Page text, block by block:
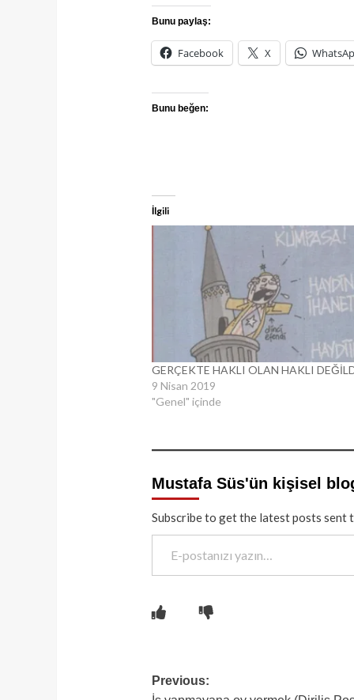
Bunu paylaş:
Facebook X
Bunu beğen:
İlgili
GERÇEKTE HAKLI OLAN HAKLI
9 Nisan 2019
"Genel" içinde
Mustafa Süs'ün kişisel
Subscribe to get the latest posts sent
E-postanızı yazın…
Post
Previous: